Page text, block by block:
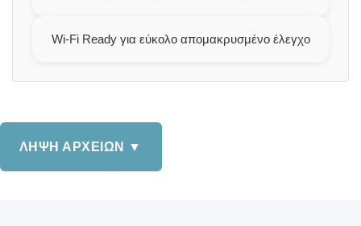
Wi-Fi Ready για εύκολο απομακρυσμένο έλεγχο
ΛΗΨΗ ΑΡΧΕΙΩΝ ▼